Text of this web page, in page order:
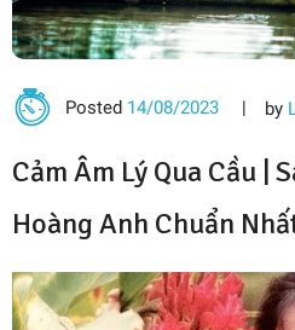
Posted 14/08/2023 by
Cảm Âm Lý Qua Cầu |
Hoàng Anh Chuẩn